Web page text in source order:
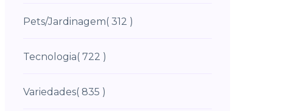
Pets/Jardinagem( 312 )
Tecnologia( 722 )
Variedades( 835 )